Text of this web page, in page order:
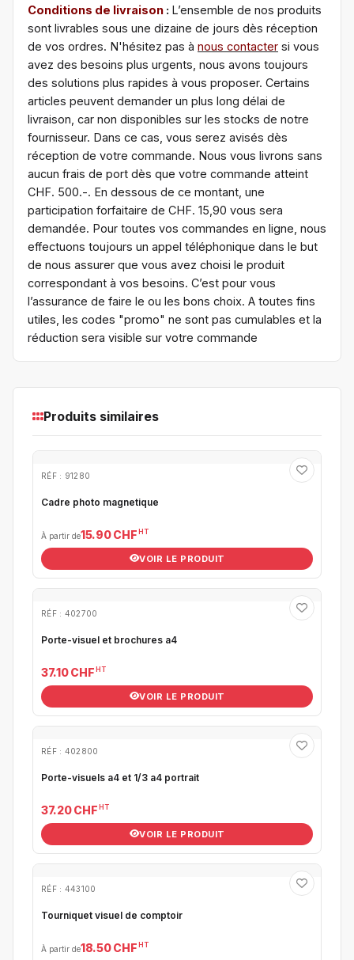
Conditions de livraison : L’ensemble de nos produits
sont livrables sous une dizaine de jours dès réception
de vos ordres. N'hésitez pas à nous contacter si vous
avez des besoins plus urgents, nous avons toujours
des solutions plus rapides à vous proposer. Certains
articles peuvent demander un plus long délai de
livraison, car non disponibles sur les stocks de notre
fournisseur. Dans ce cas, vous serez avisés dès
réception de votre commande. Nous vous livrons sans
aucun frais de port dès que votre commande atteint
CHF. 500.-. En dessous de ce montant, une
participation forfaitaire de CHF. 15,90 vous sera
demandée. Pour toutes vos commandes en ligne, nous
effectuons toujours un appel téléphonique dans le but
de nous assurer que vous avez choisi le produit
correspondant à vos besoins. C’est pour vous
l’assurance de faire le ou les bons choix. A toutes fins
utiles, les codes "promo" ne sont pas cumulables et la
réduction sera visible sur votre commande
Produits similaires
RÉF : 91280
Cadre photo magnetique
À partir de15.90 CHF HT
VOIR LE PRODUIT
RÉF : 402700
Porte-visuel et brochures a4
37.10 CHF HT
VOIR LE PRODUIT
RÉF : 402800
Porte-visuels a4 et 1/3 a4 portrait
37.20 CHF HT
VOIR LE PRODUIT
RÉF : 443100
Tourniquet visuel de comptoir
À partir de18.50 CHF HT